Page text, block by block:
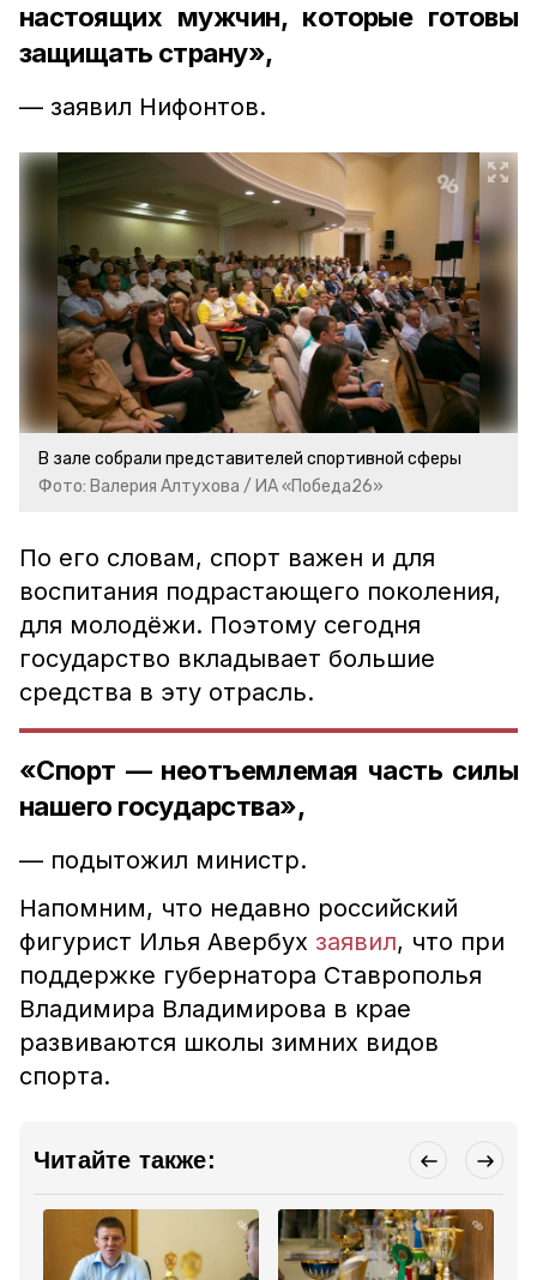
настоящих мужчин, которые готовы
защищать страну»,
— заявил Нифонтов.
В зале собрали представителей спортивной сферы
Фото: Валерия Алтухова / ИА «Победа26»
По его словам, спорт важен и для
воспитания подрастающего поколения,
для молодёжи. Поэтому сегодня
государство вкладывает большие
средства в эту отрасль.
«Спорт — неотъемлемая часть силы
нашего государства»,
— подытожил министр.
Напомним, что недавно российский
фигурист Илья Авербух заявил, что при
поддержке губернатора Ставрополья
Владимира Владимирова в крае
развиваются школы зимних видов
спорта.
Читайте также: